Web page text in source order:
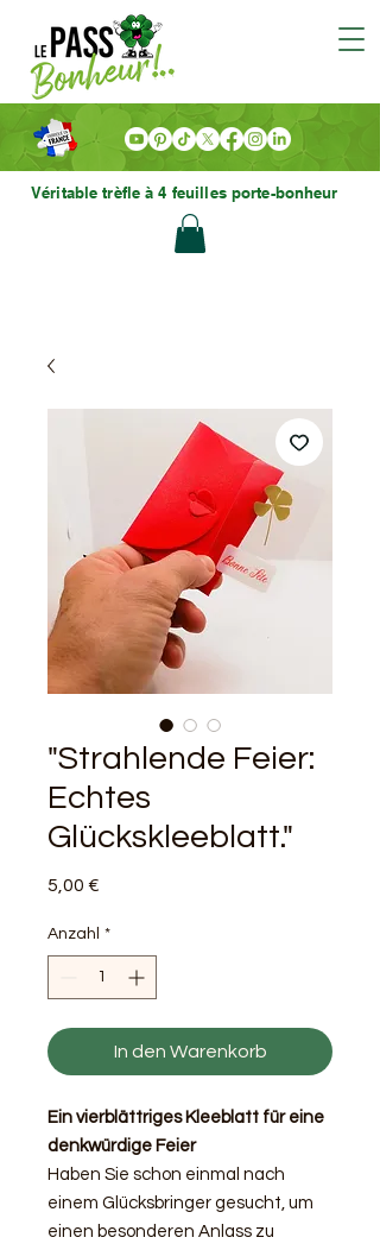
Véritable trèfle à 4 feuilles porte-bonheur
"Strahlende Feier:
Echtes
Glückskleeblatt."
5,00 €
Anzahl *
In den Warenkorb
Ein vierblättriges Kleeblatt für eine
denkwürdige Feier
Haben Sie schon einmal nach
einem Glücksbringer gesucht, um
einen besonderen Anlass zu